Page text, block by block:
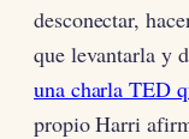
desconectar,
que levantarla y
una charla TED
propio Harri